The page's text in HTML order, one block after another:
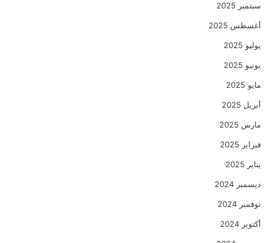
سبتمبر 2025
أغسطس 2025
يوليو 2025
يونيو 2025
مايو 2025
أبريل 2025
مارس 2025
فبراير 2025
يناير 2025
ديسمبر 2024
نوفمبر 2024
أكتوبر 2024